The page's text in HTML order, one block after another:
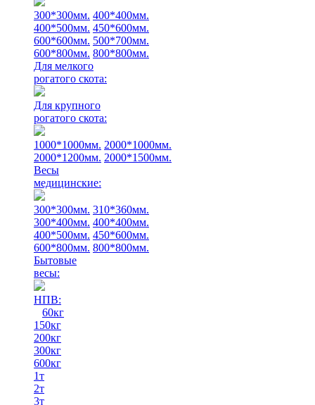
300*300мм. 400*400мм.
400*500мм. 450*600мм.
600*600мм. 500*700мм.
600*800мм. 800*800мм.
Для мелкого
рогатого скота:
Для крупного
рогатого скота:
1000*1000мм. 2000*1000мм.
2000*1200мм. 2000*1500мм.
Весы
медицинские:
300*300мм. 310*360мм.
300*400мм. 400*400мм.
400*500мм. 450*600мм.
600*800мм. 800*800мм.
Бытовые
весы:
НПВ:
60кг
150кг
200кг
300кг
600кг
1т
2т
3т